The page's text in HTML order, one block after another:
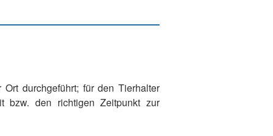
durchgeführt; für den Tierhalter
bzw. den richtigen Zeitpunkt zur